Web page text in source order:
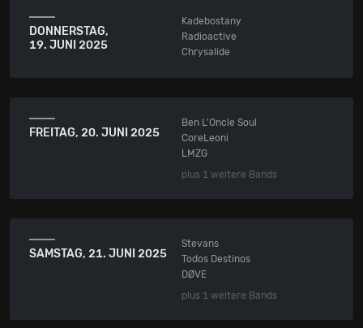
DONNERSTAG,
19. JUNI 2025
Kadebostany
Radioactive
Chrysalide
FREITAG, 20. JUNI 2025
Ben L'Oncle Soul
CoreLeoni
LMZG
plus 1 weitere Bands
SAMSTAG, 21. JUNI 2025
Stevans
Todos Destinos
DØVE
plus 1 weitere Bands